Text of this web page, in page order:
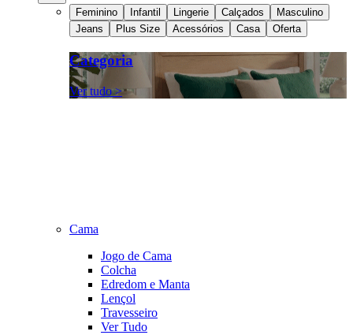
Feminino Infantil Lingerie Calçados
Masculino
Jeans
Plus Size Acessórios Casa Oferta
Categoria
Ver tudo >
Cama
Jogo de Cama
Colcha
Edredom e Manta
Lençol
Travesseiro
Ver Tudo